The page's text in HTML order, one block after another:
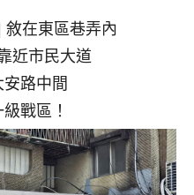
敘在東區巷弄內
近市民大道
路中間
戰區！